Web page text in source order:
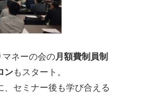
ネーの会の月額費制員制
ンもスタート。
、セミナー後も学び合える